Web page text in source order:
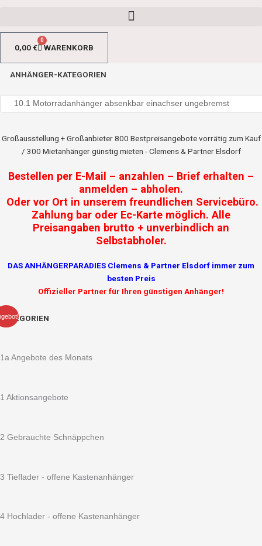
0,00€
0
WARENKORB
ANHÄNGER-KATEGORIEN
Großausstellung + Großanbieter 800 Bestpreisangebote vorrätig zum Kauf
/ 300 Mietanhänger günstig mieten - Clemens & Partner Elsdorf
Bestellen per E-Mail – anzahlen – Brief erhalten –
anmelden – abholen.
Oder vor Ort in unserem freundlichen Servicebüro.
Zahlung bar oder Ec-Karte möglich. Alle
Preisangaben brutto + unverbindlich an
Selbstabholer.
DAS ANHÄNGERPARADIES Clemens & Partner Elsdorf immer zum
besten Preis
Offizieller Partner für Ihren günstigen Anhänger!
KATEGORIEN
1a Angebote des Monats
1 Aktionsangebote
2 Gebrauchte Schnäppchen
3 Tieflader - offene Kastenanhänger
4 Hochlader - offene Kastenanhänger
4.247,11 €
HUMBAUR
HKT
S
750
2510